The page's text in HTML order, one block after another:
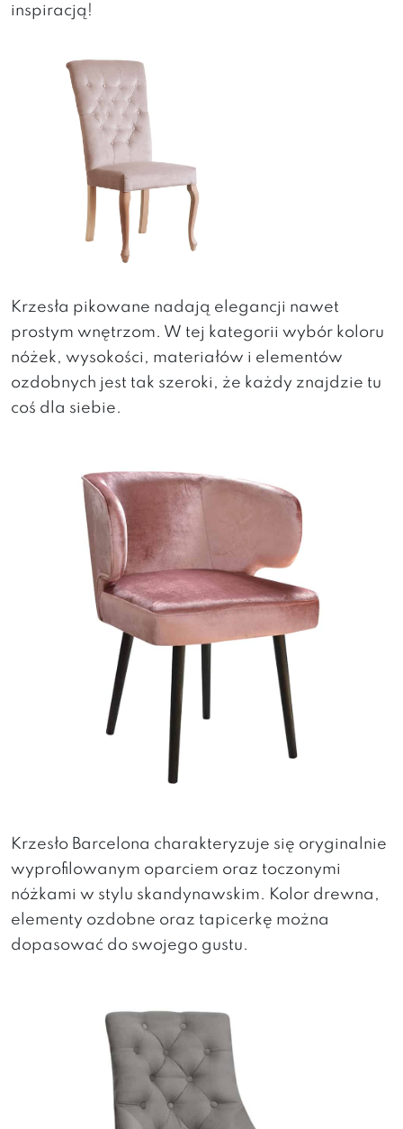
inspiracją!
Krzesła pikowane nadają elegancji nawet
prostym wnętrzom. W tej kategorii wybór koloru
nóżek, wysokości, materiałów i elementów
ozdobnych jest tak szeroki, że każdy znajdzie tu
coś dla siebie.
Krzesło Barcelona charakteryzuje się oryginalnie
wyprofilowanym oparciem oraz toczonymi
nóżkami w stylu skandynawskim. Kolor drewna,
elementy ozdobne oraz tapicerkę można
dopasować do swojego gustu.